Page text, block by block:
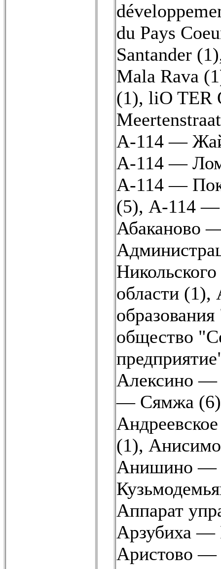
du Pays
Santander (1)
Mala Rava
(1), liO TER
А-114 —
А-114 —
А-114 —
(5), А-114 —
Абаканово
области (1),
общество
Алексино —
— Сямжа (6)
(1),
Анишино —
Аппарат
Арзубиха —
Аристово —